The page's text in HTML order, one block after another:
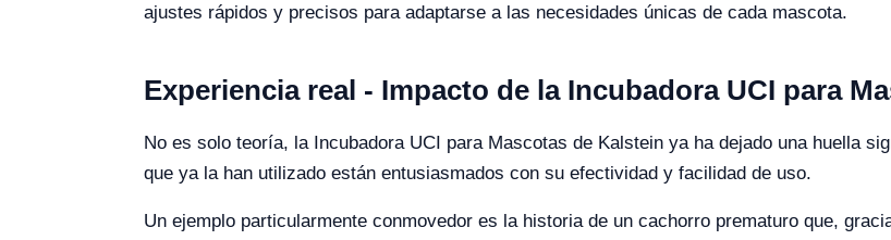
ajustes rápidos y precisos para adaptarse a las necesidades únicas de cada mascota.
Experiencia real - Impacto de la Incubadora UCI para
No es solo teoría, la Incubadora UCI para Mascotas de Kalstein ya ha dejado una huella
que ya la han utilizado están entusiasmados con su efectividad y facilidad de uso.
Un ejemplo particularmente conmovedor es la historia de un cachorro prematuro que,